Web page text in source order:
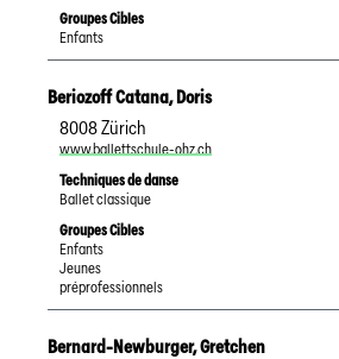
Groupes Cibles
Enfants
Beriozoff Catana,Doris
8008Zürich
www.ballettschule-ohz.ch
Techniques de danse
Ballet classique
Groupes Cibles
Enfants
Jeunes
préprofessionnels
Bernard-Newburger,Gretchen